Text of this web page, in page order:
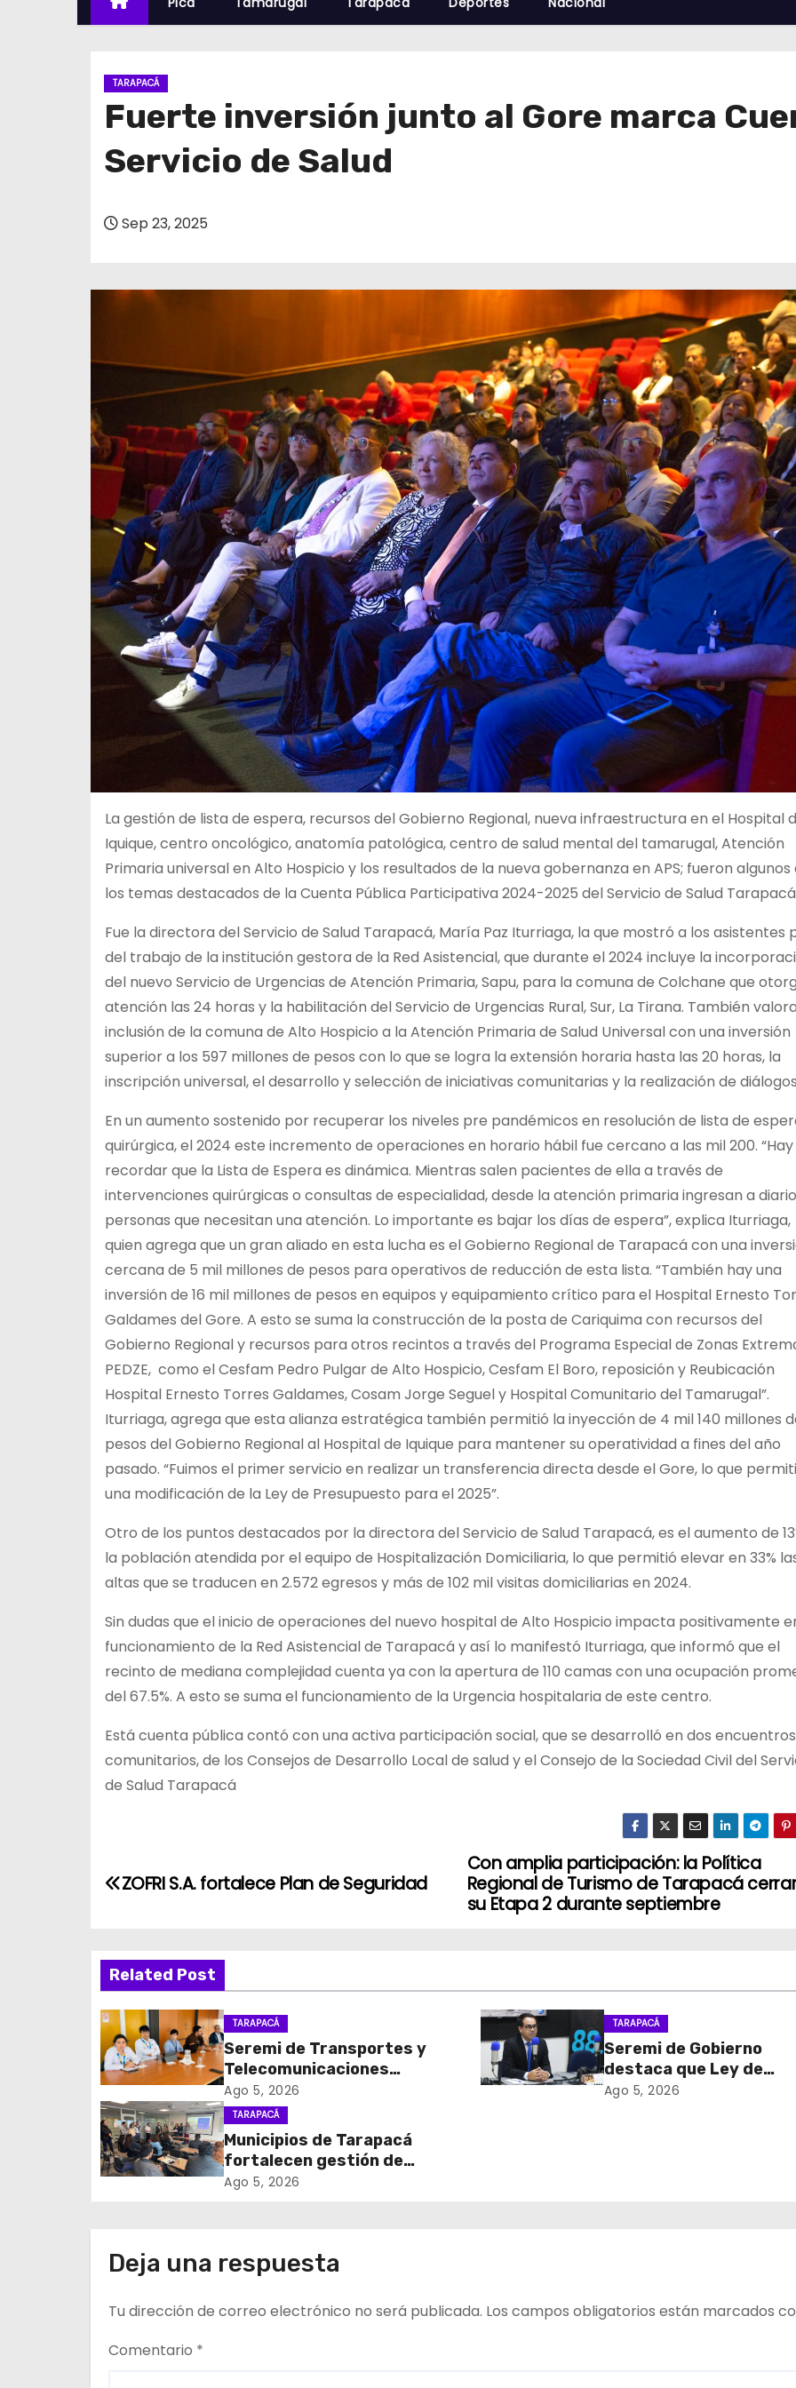
TARAPACÁ
Fuerte inversión junto al Gore marca
Servicio de Salud
Sep 23, 2025
La gestión de lista de espera, recursos del Gobierno Regional, nueva infraestructura en el Hospital
Iquique, centro oncológico, anatomía patológica, centro de salud mental del tamarugal, Atención
Primaria universal en Alto Hospicio y los resultados de la nueva gobernanza en APS; fueron algunos
los temas destacados de la Cuenta Pública Participativa 2024-2025 del Servicio de Salud
Fue la directora del Servicio de Salud Tarapacá, María Paz Iturriaga, la que mostró a los asistentes
del trabajo de la institución gestora de la Red Asistencial, que durante el 2024 incluye la
del nuevo Servicio de Urgencias de Atención Primaria, Sapu, para la comuna de Colchane que
atención las 24 horas y la habilitación del Servicio de Urgencias Rural, Sur, La Tirana. También
inclusión de la comuna de Alto Hospicio a la Atención Primaria de Salud Universal con una inversión
superior a los 597 millones de pesos con lo que se logra la extensión horaria hasta las 20 horas, la
inscripción universal, el desarrollo y selección de iniciativas comunitarias y la realización de
En un aumento sostenido por recuperar los niveles pre pandémicos en resolución de lista de
quirúrgica, el 2024 este incremento de operaciones en horario hábil fue cercano a las mil 200. “Hay
recordar que la Lista de Espera es dinámica. Mientras salen pacientes de ella a través de
intervenciones quirúrgicas o consultas de especialidad, desde la atención primaria ingresan a diario
personas que necesitan una atención. Lo importante es bajar los días de espera”, explica Iturriaga,
quien agrega que un gran aliado en esta lucha es el Gobierno Regional de Tarapacá con una
cercana de 5 mil millones de pesos para operativos de reducción de esta lista. “También hay una
inversión de 16 mil millones de pesos en equipos y equipamiento crítico para el Hospital Ernesto
Galdames del Gore. A esto se suma la construcción de la posta de Cariquima con recursos del
Gobierno Regional y recursos para otros recintos a través del Programa Especial de Zonas
PEDZE, como el Cesfam Pedro Pulgar de Alto Hospicio, Cesfam El Boro, reposición y Reubicación
Hospital Ernesto Torres Galdames, Cosam Jorge Seguel y Hospital Comunitario del Tamarugal”.
Iturriaga, agrega que esta alianza estratégica también permitió la inyección de 4 mil 140 millones
pesos del Gobierno Regional al Hospital de Iquique para mantener su operatividad a fines del año
pasado. “Fuimos el primer servicio en realizar un transferencia directa desde el Gore, lo que
una modificación de la Ley de Presupuesto para el 2025”.
Otro de los puntos destacados por la directora del Servicio de Salud Tarapacá, es el aumento de
la población atendida por el equipo de Hospitalización Domiciliaria, lo que permitió elevar en 33%
altas que se traducen en 2.572 egresos y más de 102 mil visitas domiciliarias en 2024.
Sin dudas que el inicio de operaciones del nuevo hospital de Alto Hospicio impacta positivamente
funcionamiento de la Red Asistencial de Tarapacá y así lo manifestó Iturriaga, que informó que el
recinto de mediana complejidad cuenta ya con la apertura de 110 camas con una ocupación
del 67.5%. A esto se suma el funcionamiento de la Urgencia hospitalaria de este centro.
Está cuenta pública contó con una activa participación social, que se desarrolló en dos encuentros
comunitarios, de los Consejos de Desarrollo Local de salud y el Consejo de la Sociedad Civil del
de Salud Tarapacá
N
e
g
a
c
i
ó
e
e
n
Con amplia participación: la Política
Regional de Turismo de Tarapacá
su Etapa 2 durante septiembre
ZOFRI S.A. fortalece Plan de Seguridad
Related Post
TARAPACÁ
Seremi de Transportes y
Telecomunicaciones
encabezó primera mesa de
coordinación para el retiro
de cables en desuso en
Iquique
Ago 5, 2026
TARAPACÁ
Seremi de Gobierno
destaca que Ley de
Reconstrucción Nacional
Ago 5, 2026
TARAPACÁ
Municipios de Tarapacá
fortalecen gestión de
subsidios de agua potable
Ago 5, 2026
Deja una respuesta
Tu dirección de correo electrónico no será publicada. Los campos obligatorios están marcados
Comentario *